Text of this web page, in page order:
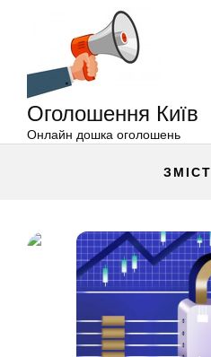
Оголошення Київ
Онлайн дошка оголошень
ЗМІСТ